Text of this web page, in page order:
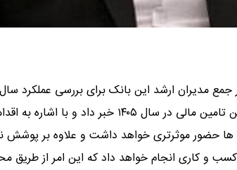
جمع مدیران ارشد این بانک برای بررسی عملکرد
روی محصولات جدید فناورانه و ابزارهای نوین
حضور موثرتری خواهد داشت و علاوه بر پوشش
ابزارهای نوین تامین مالی در ۶ خط کسب و کاری انجام خواهد داد